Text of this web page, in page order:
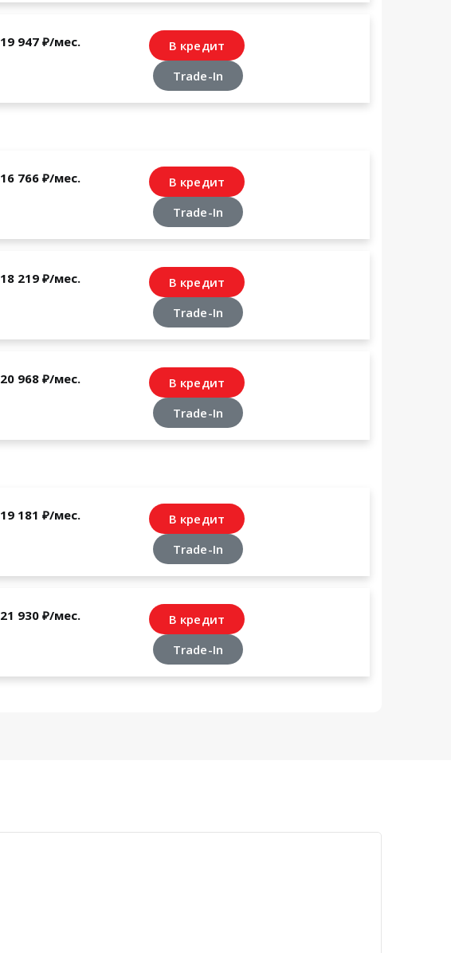
19 947 ₽/мес.
В кредит
Trade-In
16 766 ₽/мес.
В кредит
Trade-In
18 219 ₽/мес.
В кредит
Trade-In
20 968 ₽/мес.
В кредит
Trade-In
19 181 ₽/мес.
В кредит
Trade-In
21 930 ₽/мес.
В кредит
Trade-In